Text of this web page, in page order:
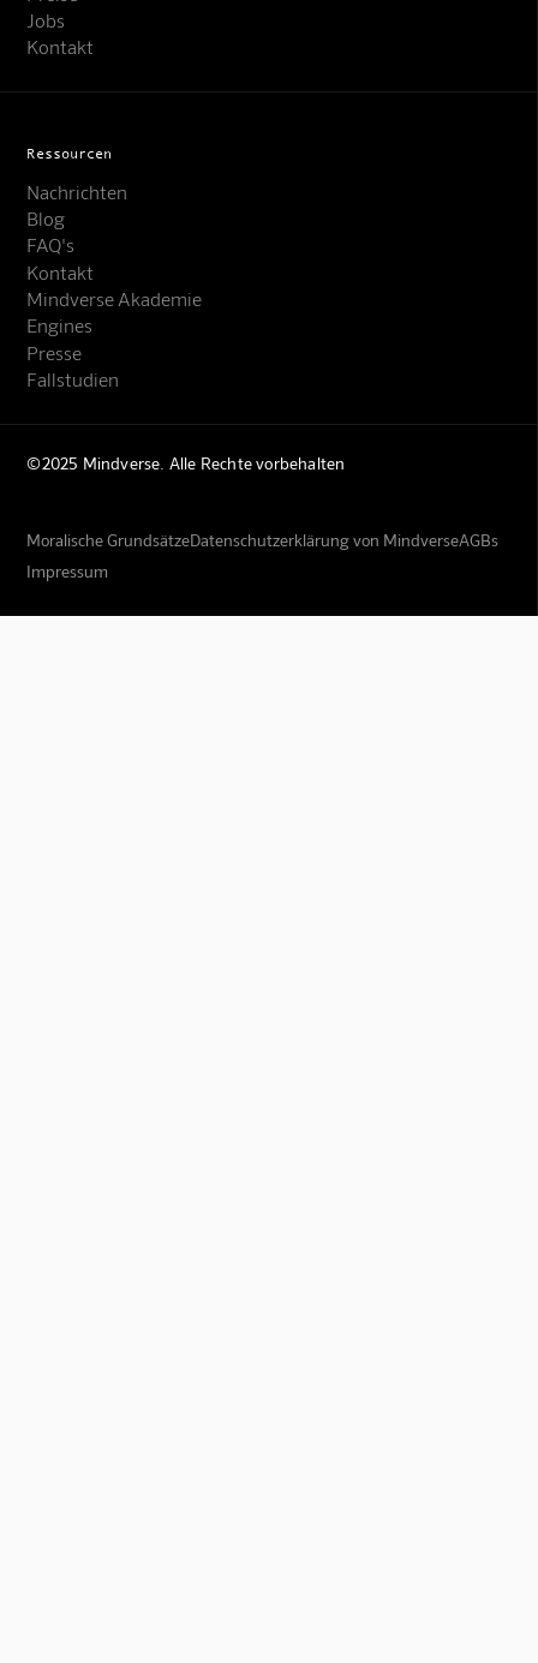
Jobs
Kontakt
Ressourcen
Nachrichten
Blog
FAQ's
Kontakt
Mindverse Akademie
Engines
Presse
Fallstudien
©2025 Mindverse. Alle Rechte vorbehalten
Moralische GrundsätzeDatenschutzerklärung von MindverseAGBs
Impressum